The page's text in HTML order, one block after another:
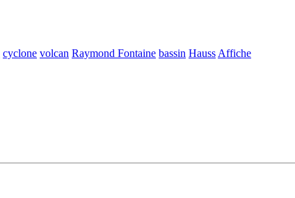
cyclone volcan Raymond Fontaine bassin Hauss Affiche